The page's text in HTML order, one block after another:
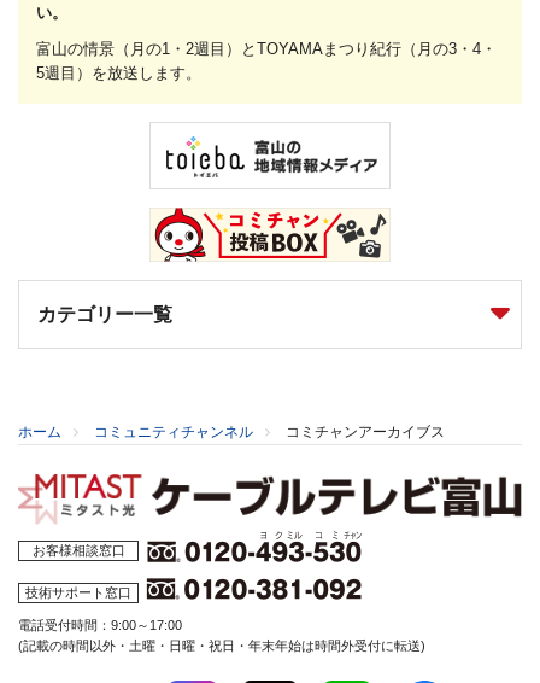
い。
富山の情景（月の1・2週目）とTOYAMAまつり紀行（月の3・4・
5週目）を放送します。
カテゴリー一覧
ホーム コミュニティチャンネル コミチャンアーカイブス
お客様相談窓口
技術サポート窓口
電話受付時間：9:00～17:00
(記載の時間以外・土曜・日曜・祝日・年末年始は時間外受付に転送)